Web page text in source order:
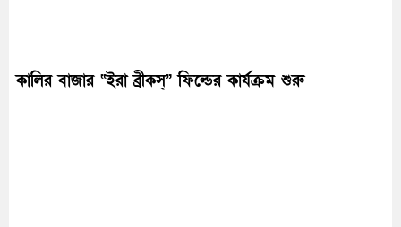
কালির বাজার “ইরা ব্রীকস্” ফিল্ডের কার্যক্রম শুরু